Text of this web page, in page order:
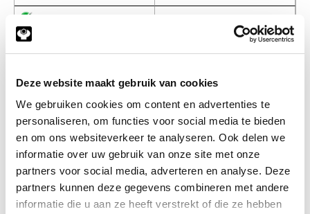
Deze website maakt gebruik van cookies
We gebruiken cookies om content en advertenties te
personaliseren, om functies voor social media te bieden
en om ons websiteverkeer te analyseren. Ook delen we
informatie over uw gebruik van onze site met onze
partners voor social media, adverteren en analyse. Deze
partners kunnen deze gegevens combineren met andere
informatie die u aan ze heeft verstrekt of die ze hebben
Info
KLBSA207SA RVS Lager SA 207 excenterring